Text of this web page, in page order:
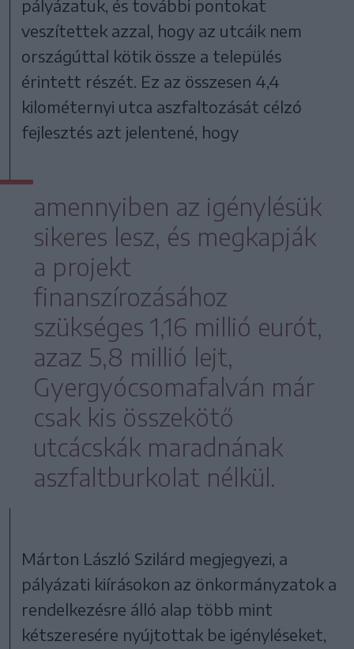
pályázatuk, és további pontokat
veszítettek azzal, hogy az utcáik nem
országúttal kötik össze a település
érintett részét. Ez az összesen 4,4
kilométernyi utca aszfaltozását célzó
fejlesztés azt jelentené, hogy
amennyiben az igénylésük
sikeres lesz, és megkapják
a projekt
finanszírozásához
szükséges 1,16 millió eurót,
azaz 5,8 millió lejt,
Gyergyócsomafalván már
csak kis összekötő
utcácskák maradnának
aszfaltburkolat nélkül.
Márton László Szilárd megjegyezi, a
pályázati kiírásokon az önkormányzatok a
rendelkezésre álló alap több mint
kétszeresére nyújtottak be igényléseket,